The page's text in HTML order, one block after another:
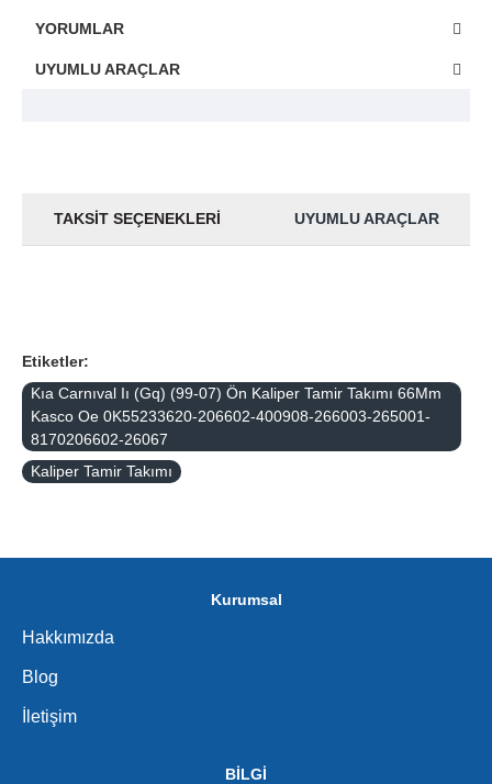
YORUMLAR
UYUMLU ARAÇLAR
TAKSIT SEÇENEKLERI UYUMLU ARAÇLAR
Etiketler:
Kıa Carnıval Iı (Gq) (99-07) Ön Kaliper Tamir Takımı 66Mm
Kasco Oe 0K55233620-206602-400908-266003-265001-
8170206602-26067
Kaliper Tamir Takımı
Kurumsal
Hakkımızda
Blog
İletişim
BİLGİ